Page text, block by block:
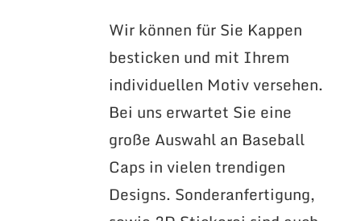
Wir können für Sie Kappen
besticken und mit Ihrem
individuellen Motiv versehen.
Bei uns erwartet Sie eine
große Auswahl an Baseball
Caps in vielen trendigen
Designs. Sonderanfertigung,